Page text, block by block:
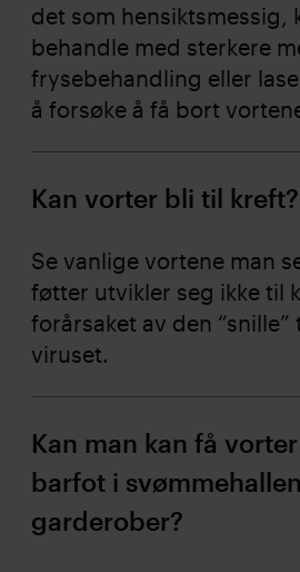
det som hensiktsmessig,
behandle med sterkere
frysebehandling eller
å forsøke å få bort
Kan vorter bli til kreft?
Se vanlige vortene man
føtter utvikler seg ikke til
forårsaket av den “snille”
viruset.
Kan man kan få
barfot i
garderober?